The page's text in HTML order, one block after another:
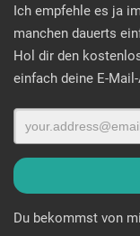
Ich empfehle es ja
manchen dauerts
Hol dir den
einfach deine E-
Du bekommst von